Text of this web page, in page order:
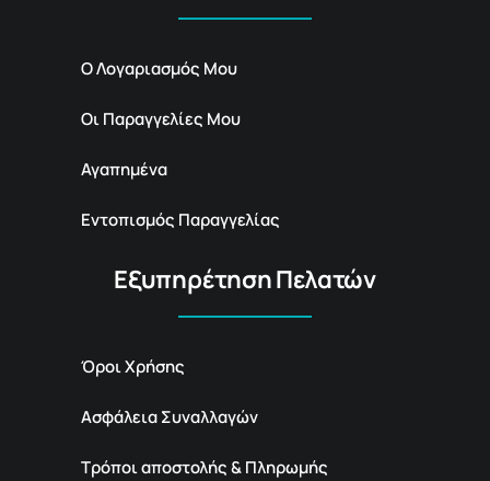
Ο Λογαριασμός Μου
Οι Παραγγελίες Μου
Αγαπημένα
Εντοπισμός Παραγγελίας
Εξυπηρέτηση Πελατών
Όροι Χρήσης
Ασφάλεια Συναλλαγών
Τρόποι αποστολής & Πληρωμής